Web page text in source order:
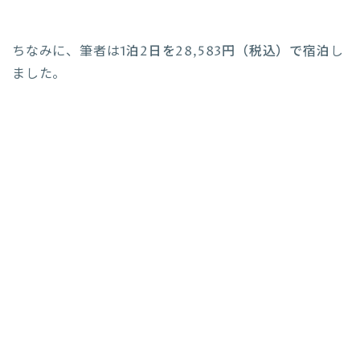
ちなみに、筆者は1泊2日を28,583円（税込）で宿泊 し
ました。